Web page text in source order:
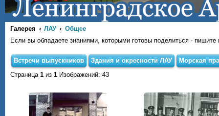
Галерея ЛАУ
Общее
Если вы обладаете знаниями, которыми готовы поделиться -
Встречи выпускников Здания и окресности ЛАУ
Морская
Страница 1 из 1 Изображений: 43